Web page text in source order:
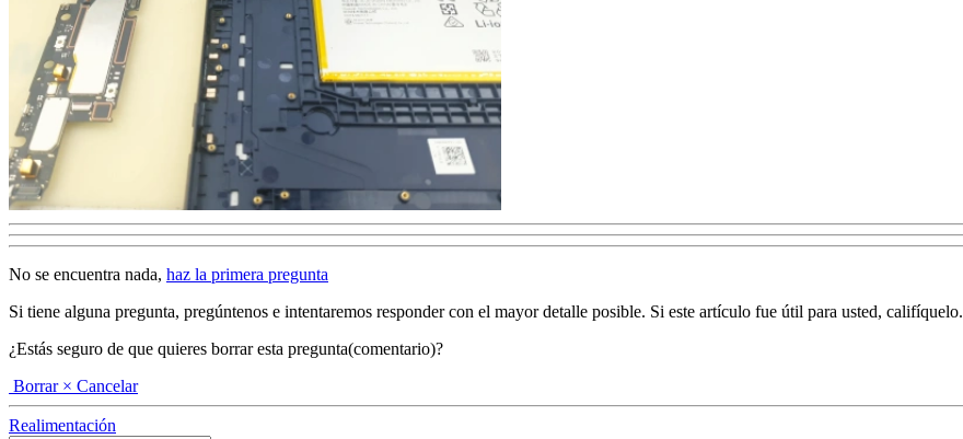
No se encuentra nada, haz la primera pregunta
Si tiene alguna pregunta, pregúntenos e intentaremos responder con el mayor detalle posible. Si este artículo fue útil para usted, califíquelo.
¿Estás seguro de que quieres borrar esta pregunta(comentario)?
Borrar × Cancelar
Realimentación